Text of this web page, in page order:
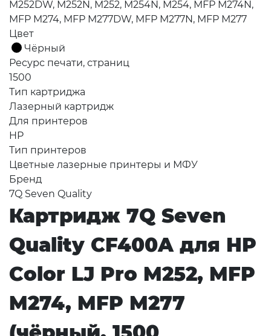
M252DW, M252N, M252, M254N, M254, MFP M274N,
MFP M274, MFP M277DW, MFP M277N, MFP M277
Цвет
Чёрный
Ресурс печати, страниц
1500
Тип картриджа
Лазерный картридж
Для принтеров
HP
Тип принтеров
Цветные лазерные принтеры и МФУ
Бренд
7Q Seven Quality
Картридж 7Q Seven
Quality CF400A для HP
Color LJ Pro M252, MFP
M274, MFP M277